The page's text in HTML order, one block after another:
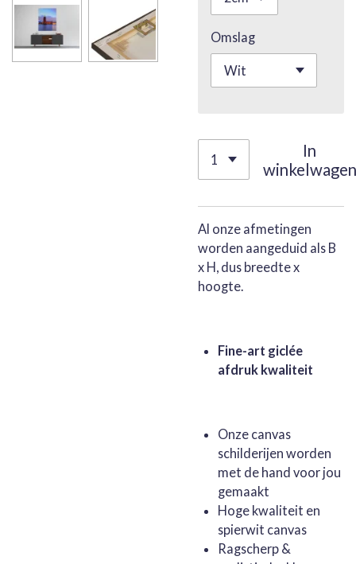
Omslag
In
winkelwagen
Al onze afmetingen
worden aangeduid als B
x H, dus breedte x
hoogte.
Fine-art giclée
afdruk kwaliteit
Onze canvas
schilderijen worden
met de hand voor jou
gemaakt
Hoge kwaliteit en
spierwit canvas
Ragscherp &